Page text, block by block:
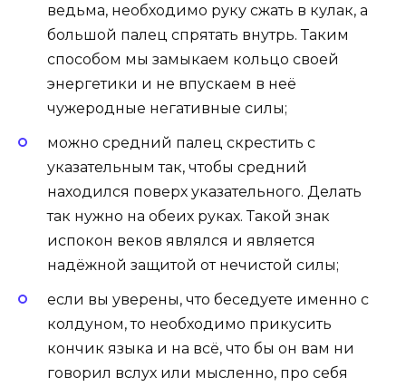
ведьма, необходимо руку сжать в кулак, а
большой палец спрятать внутрь. Таким
способом мы замыкаем кольцо своей
энергетики и не впускаем в неё
чужеродные негативные силы;
можно средний палец скрестить с
указательным так, чтобы средний
находился поверх указательного. Делать
так нужно на обеих руках. Такой знак
испокон веков являлся и является
надёжной защитой от нечистой силы;
если вы уверены, что беседуете именно с
колдуном, то необходимо прикусить
кончик языка и на всё, что бы он вам ни
говорил вслух или мысленно, про себя